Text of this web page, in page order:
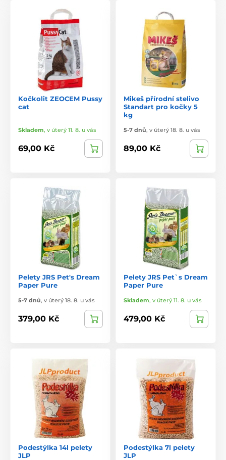
Kočkolit ZEOCEM Pussy
cat
Skladem, v úterý 11. 8. u vás
69,00 Kč
Mikeš přírodní stelivo
Standart pro kočky 5
kg
5-7 dnů, v úterý 18. 8. u vás
89,00 Kč
Pelety JRS Pet's Dream
Paper Pure
5-7 dnů, v úterý 18. 8. u vás
379,00 Kč
Pelety JRS Pet`s Dream
Paper Pure
Skladem, v úterý 11. 8. u vás
479,00 Kč
Podestýlka 14l pelety
JLP
Podestýlka 7l pelety
JLP